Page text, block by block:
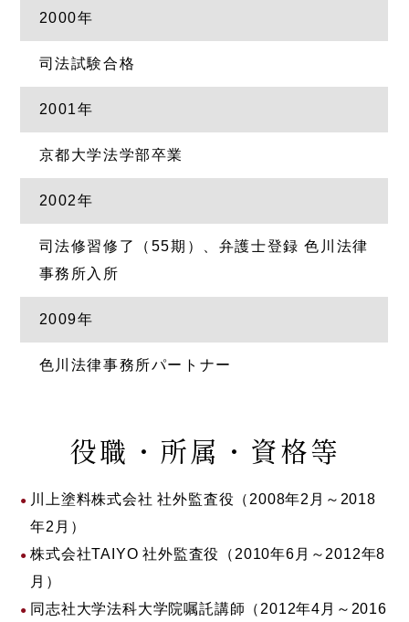
2000年
司法試験合格
2001年
京都大学法学部卒業
2002年
司法修習修了（55期）、弁護士登録 色川法律
事務所入所
2009年
色川法律事務所パートナー
役職・所属・資格等
川上塗料株式会社 社外監査役（2008年2月～2018
年2月）
株式会社TAIYO 社外監査役（2010年6月～2012年8
月）
同志社大学法科大学院嘱託講師（2012年4月～2016